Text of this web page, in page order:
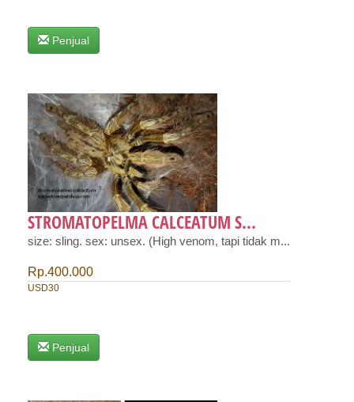
Penjual
STROMATOPELMA CALCEATUM S...
size: sling. sex: unsex. (High venom, tapi tidak m...
Rp.400.000
USD30
Penjual